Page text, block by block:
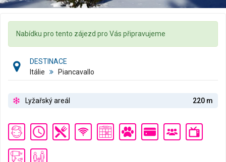
Nabídku pro tento zájezd pro Vás připravujeme
DESTINACE
Itálie
Piancavallo
Lyžařský areál 220 m